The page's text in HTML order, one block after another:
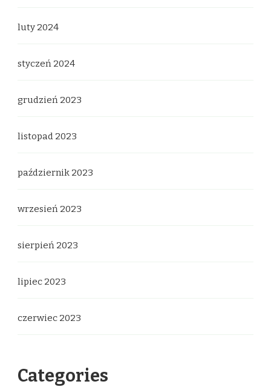
luty 2024
styczeń 2024
grudzień 2023
listopad 2023
październik 2023
wrzesień 2023
sierpień 2023
lipiec 2023
czerwiec 2023
Categories